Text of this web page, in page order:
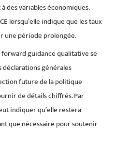
des variables économiques.
lorsqu’elle indique que les taux
une période prolongée.
forward guidance qualitative se
générales
future de la politique
de détails chiffrés. Par
indiquer qu’elle restera
que nécessaire pour soutenir